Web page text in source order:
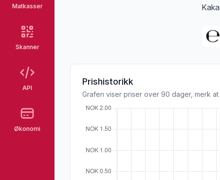
Matkasser
Skanner
API
Økonomi
Prishistorikk
Grafen viser priser over 90 dager, merk